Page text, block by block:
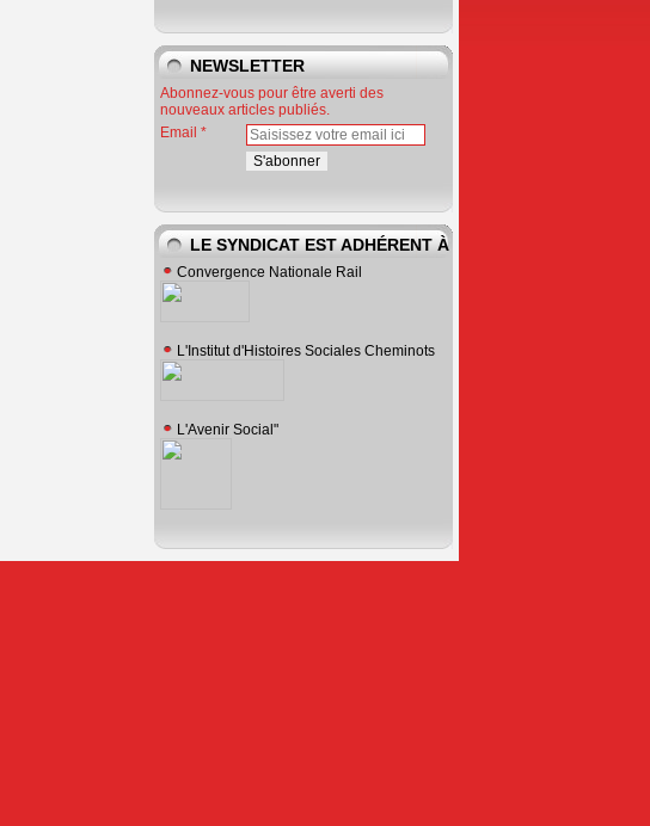
NEWSLETTER
Abonnez-vous pour être averti des
nouveaux articles publiés.
Email
LE SYNDICAT EST ADHÉRENT À
Convergence Nationale Rail
L'Institut d'Histoires Sociales Cheminots
L'Avenir Social"